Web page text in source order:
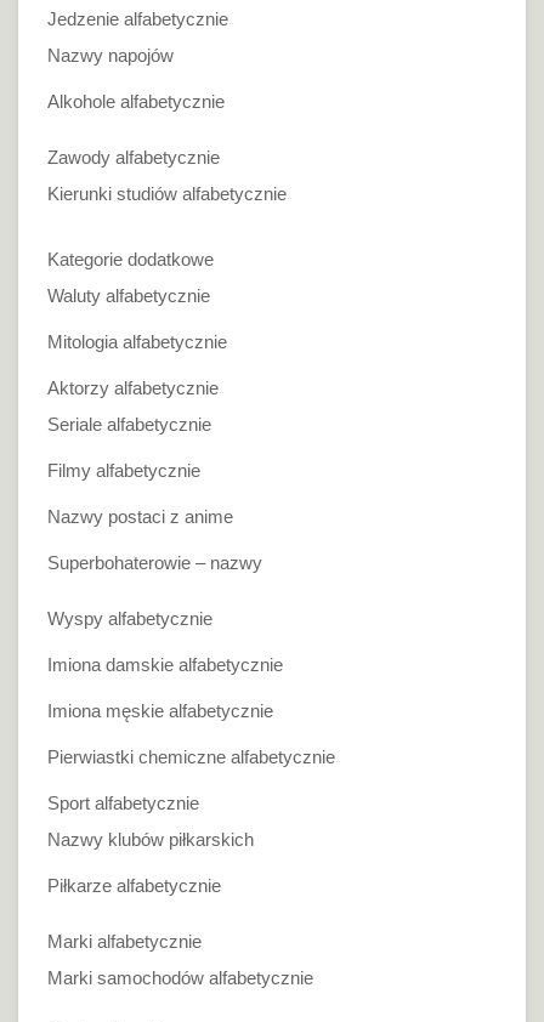
Jedzenie alfabetycznie
Nazwy napojów
Alkohole alfabetycznie
Zawody alfabetycznie
Kierunki studiów alfabetycznie
Kategorie dodatkowe
Waluty alfabetycznie
Mitologia alfabetycznie
Aktorzy alfabetycznie
Seriale alfabetycznie
Filmy alfabetycznie
Nazwy postaci z anime
Superbohaterowie – nazwy
Wyspy alfabetycznie
Imiona damskie alfabetycznie
Imiona męskie alfabetycznie
Pierwiastki chemiczne alfabetycznie
Sport alfabetycznie
Nazwy klubów piłkarskich
Piłkarze alfabetycznie
Marki alfabetycznie
Marki samochodów alfabetycznie